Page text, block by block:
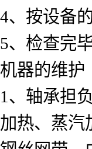
4、按设备
5、检查完
机器的维护
1、轴承担
加热、蒸汽